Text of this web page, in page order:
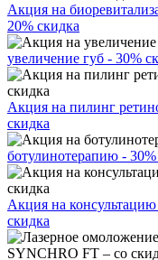
Акция на
20% скидка
увеличение губ - 30%
Акция на пилинг
скидка
ботулинотерапию - 30%
Акция на
скидка